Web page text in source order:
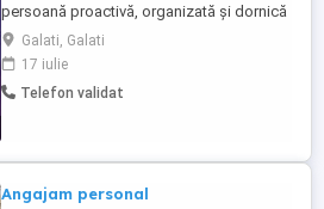
persoană proactivă, organizată și dornică
să învețe? Te așteptăm în echipa noastră!
Cerințe: - Experiența constituie un avantaj,
însă nu este obligatorie. - Persoană
responsabilă, atentă la detalii și proactivă.
Galati, Galati
17 iulie
Telefon validat
Angajam personal